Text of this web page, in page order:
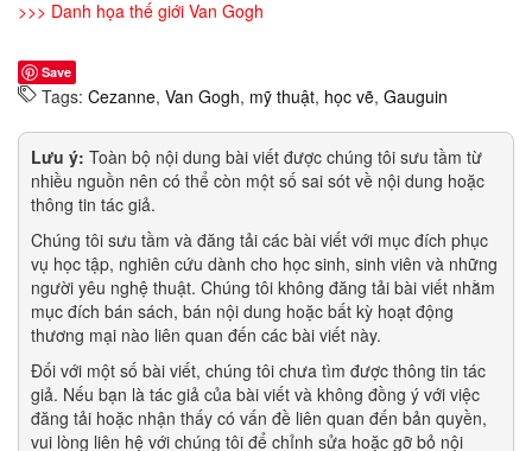
>>> Danh họa thế giới Van Gogh
Save
Tags: Cezanne, Van Gogh, mỹ thuật, học vẽ, Gauguin
Lưu ý: Toàn bộ nội dung bài viết được chúng tôi sưu tầm từ
nhiều nguồn nên có thể còn một số sai sót về nội dung hoặc
thông tin tác giả.
Chúng tôi sưu tầm và đăng tải các bài viết với mục đích phục
vụ học tập, nghiên cứu dành cho học sinh, sinh viên và những
người yêu nghệ thuật. Chúng tôi không đăng tải bài viết nhằm
mục đích bán sách, bán nội dung hoặc bất kỳ hoạt động
thương mại nào liên quan đến các bài viết này.
Đối với một số bài viết, chúng tôi chưa tìm được thông tin tác
giả. Nếu bạn là tác giả của bài viết và không đồng ý với việc
đăng tải hoặc nhận thấy có vấn đề liên quan đến bản quyền,
vui lòng liên hệ với chúng tôi để chỉnh sửa hoặc gỡ bỏ nội